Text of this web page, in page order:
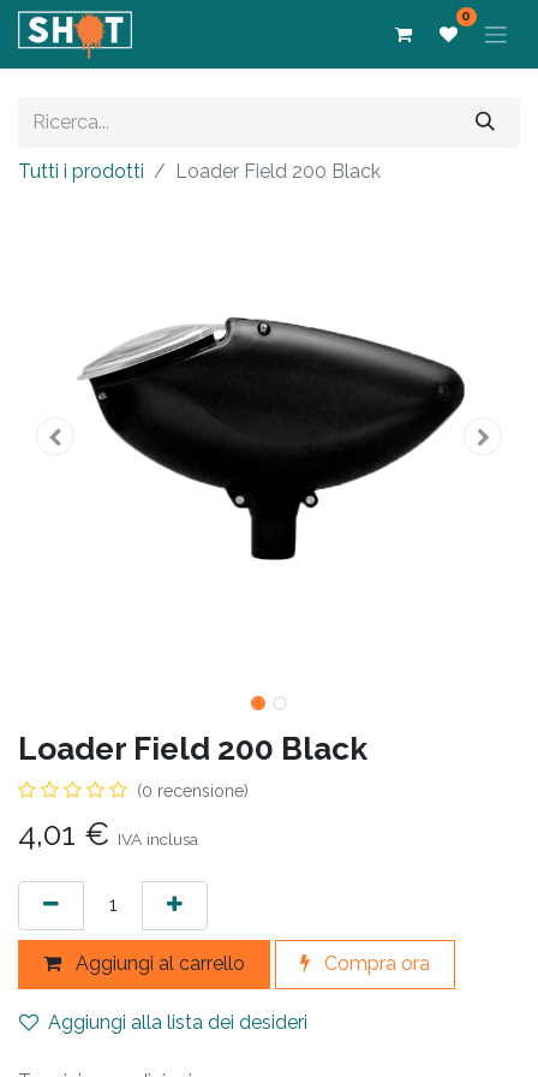
0
Tutti i prodotti Loader Field 200 Black
Loader Field 200 Black
(0 recensione)
4,01 € IVA inclusa
Aggiungi al carrello Compra ora
Aggiungi alla lista dei desideri